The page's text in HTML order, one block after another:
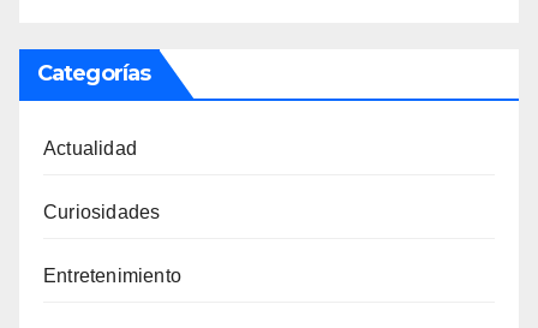
Categorías
Actualidad
Curiosidades
Entretenimiento